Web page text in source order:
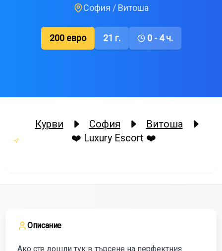
София / Витоша
200евро 21 г. 0 - 4 ч.
Курви София
Витоша
❤️ Luxury Escort ❤️
Описание
Ако сте дошли тук в търсене на перфектния